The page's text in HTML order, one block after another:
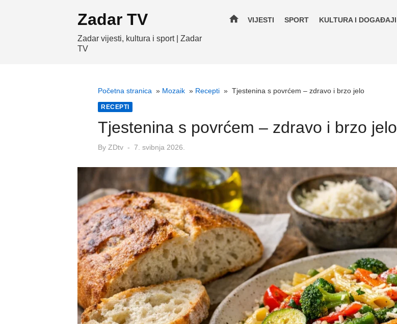
Zadar TV
Zadar vijesti, kultura i sport | Zadar
TV
home VIJESTI SPORT KULTURA I DOGAĐAJI
Početna stranica » Mozaik » Recepti » Tjestenina s povrćem – zdravo i brzo jelo
RECEPTI
Tjestenina s povrćem – zdravo i brzo jelo
By ZDtv
Posted
7. svibnja 2026.